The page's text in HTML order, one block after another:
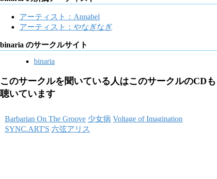
アーティスト：Annabel
アーティスト：やなぎなぎ
binaria のサークルサイト
binaria
このサークルを聞いている人はこのサークルのCDも
聴いています
Barbarian On The Groove 少女病 Voltage of Imagination
SYNC.ART'S 六弦アリス